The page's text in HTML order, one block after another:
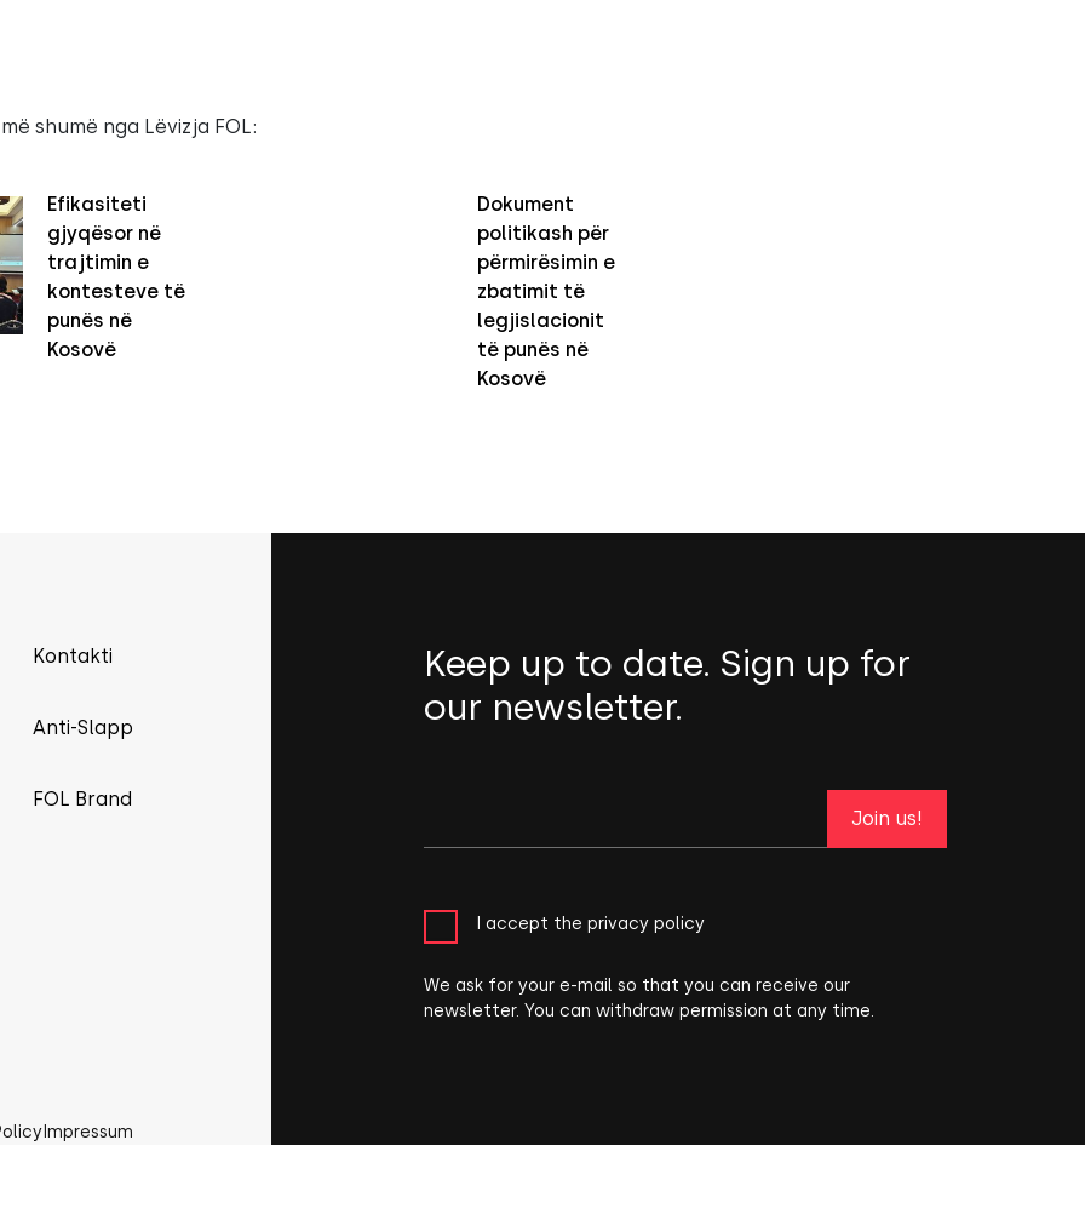
shumë nga Lëvizja FOL:
Efikasiteti
gjyqësor në
trajtimin e
kontesteve të
punës në
Kosovë
Dokument
politikash për
përmirësimin e
zbatimit të
legjislacionit
të punës në
Kosovë
Kontakti
Anti-Slapp
FOL Brand
Impressum
Keep up to date. Sign up for
our newsletter.
Join us!
I accept the privacy policy
We ask for your e-mail so that you can receive our
newsletter. You can withdraw permission at any time.